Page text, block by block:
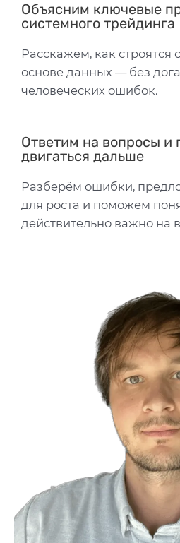
Объясним ключевые
системного трейдинга
Расскажем, как строятся
основе данных — без
человеческих ошибок.
Ответим на вопросы и
двигаться дальше
Разберём ошибки,
для роста и поможем
действительно важно на